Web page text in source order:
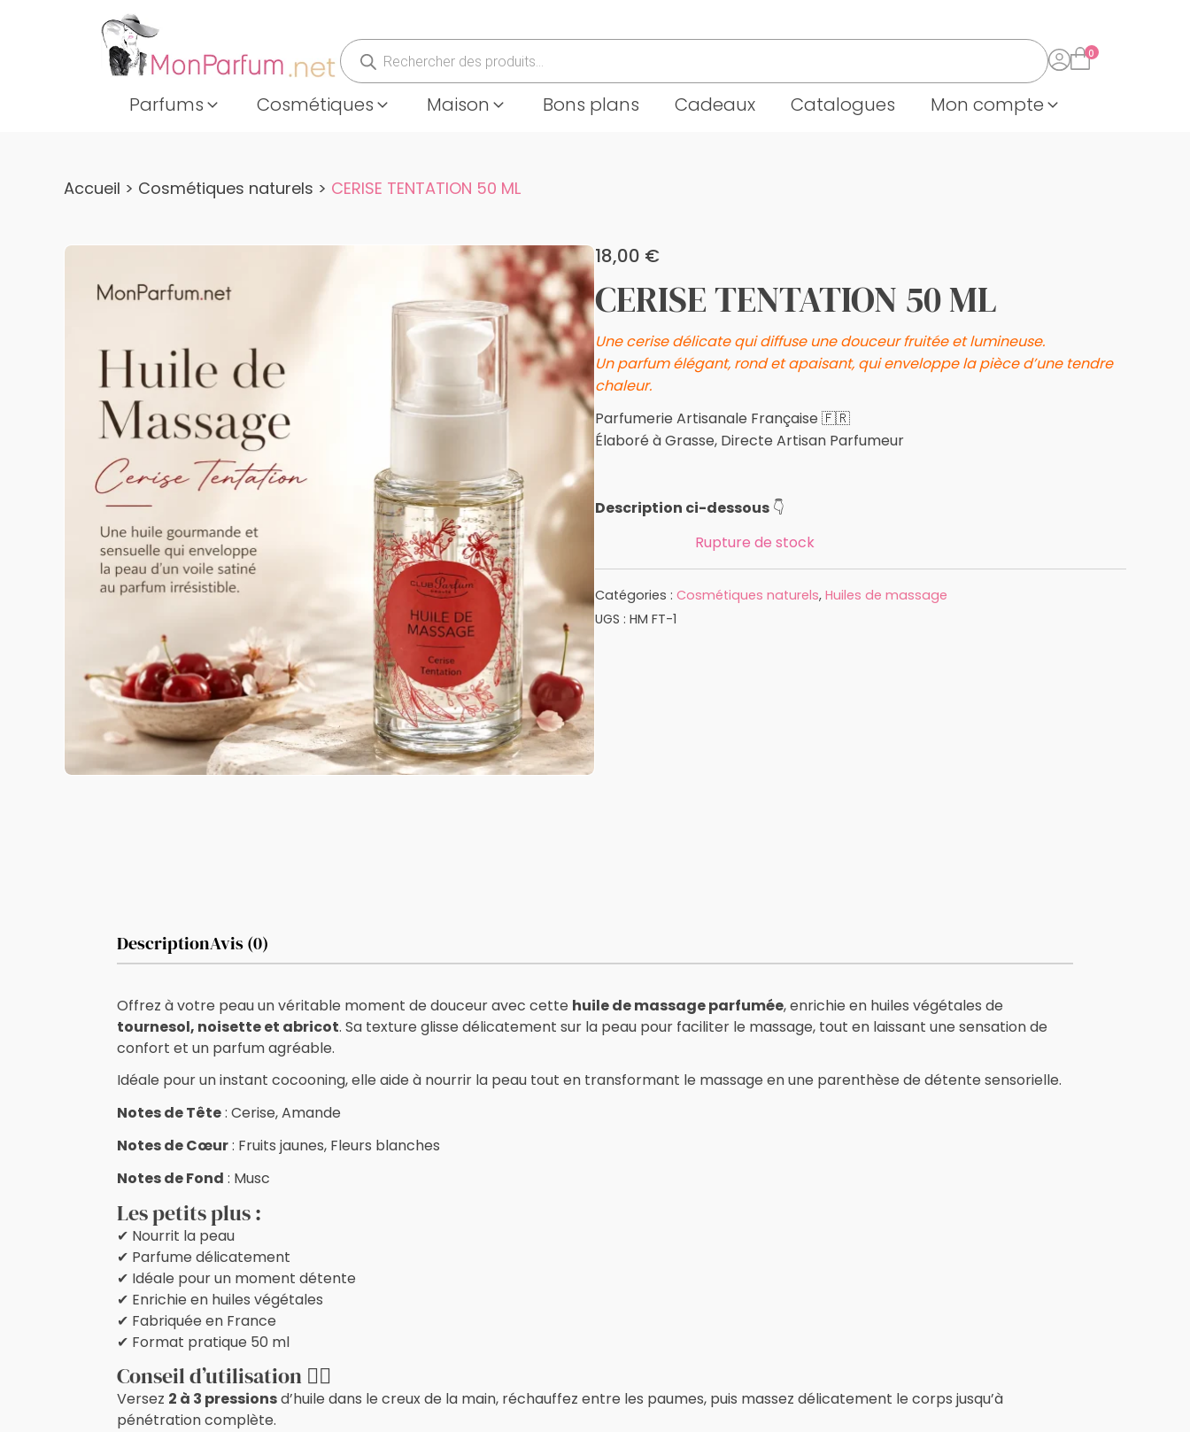
Recherche
de
produits
Parfums Cosmétiques Maison Bons plans Cadeaux Catalogues Mon compte
Accueil > Cosmétiques naturels > CERISE TENTATION 50 ML
18,00 €
CERISE TENTATION 50 ML
Une cerise délicate qui diffuse une douceur fruitée et lumineuse.
Un parfum élégant, rond et apaisant, qui enveloppe la pièce d’une tendre
chaleur.
Parfumerie Artisanale Française 🇫🇷
Élaboré à Grasse, Directe Artisan Parfumeur
Description ci-dessous 👇
Rupture de stock
UGS : HM FT-1
Catégories : Cosmétiques naturels, Huiles de massage
DescriptionAvis (0)
Offrez à votre peau un véritable moment de douceur avec cette huile de massage parfumée, enrichie en huiles végétales de
tournesol, noisette et abricot. Sa texture glisse délicatement sur la peau pour faciliter le massage, tout en laissant une sensation de
confort et un parfum agréable.
Idéale pour un instant cocooning, elle aide à nourrir la peau tout en transformant le massage en une parenthèse de détente sensorielle.
Notes de Tête: Cerise, Amande
Notes de Cœur: Fruits jaunes, Fleurs blanches
Notes de Fond : Musc
Les petits plus :
✔ Nourrit la peau
✔ Parfume délicatement
✔ Idéale pour un moment détente
✔ Enrichie en huiles végétales
✔ Fabriquée en France
✔ Format pratique 50 ml
Conseil d’utilisation 💆‍♀️
Versez 2 à 3 pressionsd’huile dans le creux de la main, réchauffez entre les paumes, puis massez délicatement le corps jusqu’à
pénétration complète.